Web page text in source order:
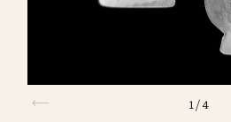
1/4